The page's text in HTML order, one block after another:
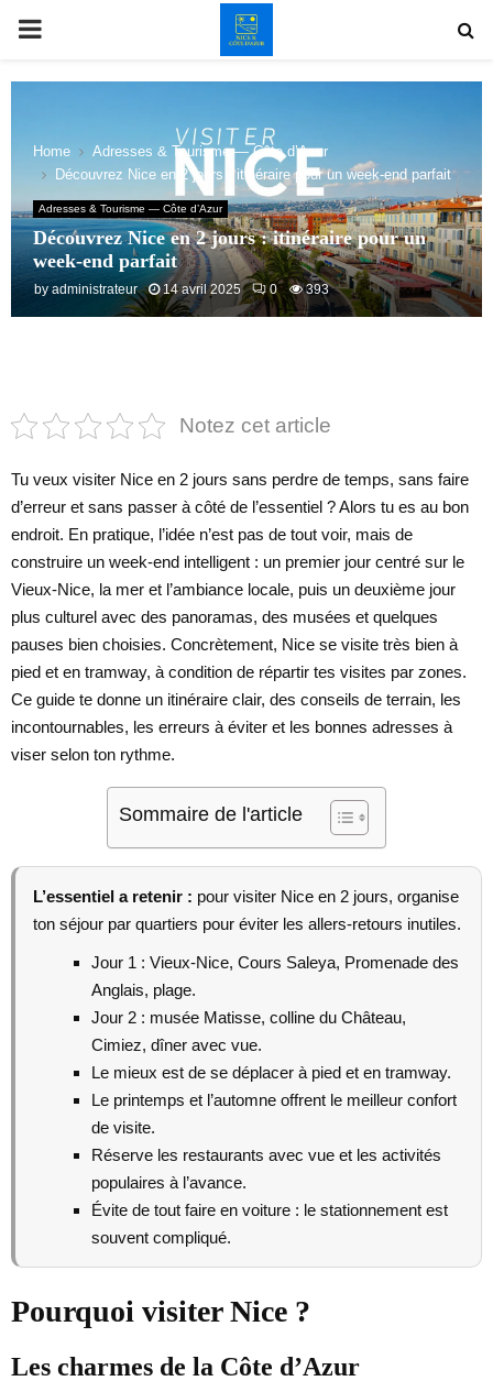
PRIMARY
MENU
Home
Adresses & Tourisme — Côte d’Azur
Découvrez Nice en 2 jours : itinéraire pour un week-end parfait
Adresses & Tourisme — Côte d’Azur
Découvrez Nice en 2 jours : itinéraire pour un
week-end parfait
by administrateur 14 avril 2025 0 393
Notez cet article
Tu veux visiter Nice en 2 jours sans perdre de temps, sans faire
d’erreur et sans passer à côté de l’essentiel ? Alors tu es au bon
endroit. En pratique, l’idée n’est pas de tout voir, mais de
construire un week-end intelligent : un premier jour centré sur le
Vieux-Nice, la mer et l’ambiance locale, puis un deuxième jour
plus culturel avec des panoramas, des musées et quelques
pauses bien choisies. Concrètement, Nice se visite très bien à
pied et en tramway, à condition de répartir tes visites par zones.
Ce guide te donne un itinéraire clair, des conseils de terrain, les
incontournables, les erreurs à éviter et les bonnes adresses à
viser selon ton rythme.
Sommaire de l'article
L’essentiel a retenir : pour visiter Nice en 2 jours, organise
ton séjour par quartiers pour éviter les allers-retours inutiles.
Jour 1 : Vieux-Nice, Cours Saleya, Promenade des
Anglais, plage.
Jour 2 : musée Matisse, colline du Château,
Cimiez, dîner avec vue.
Le mieux est de se déplacer à pied et en tramway.
Le printemps et l’automne offrent le meilleur confort
de visite.
Réserve les restaurants avec vue et les activités
populaires à l’avance.
Évite de tout faire en voiture : le stationnement est
souvent compliqué.
Pourquoi visiter Nice ?
Les charmes de la Côte d’Azur